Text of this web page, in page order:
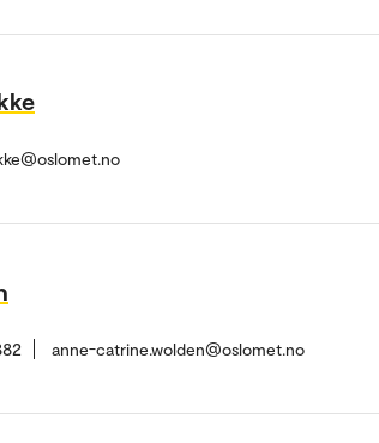
anne-catrine.wolden@oslomet.no